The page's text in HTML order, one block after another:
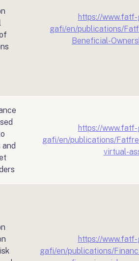
https://
gafi/en/publications/
Beneficial-
https://
gafi/en/publications/
virtual-
https://
gafi/en/publications/